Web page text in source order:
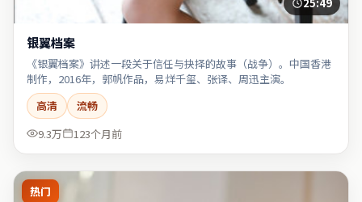
银翼档案
《银翼档案》讲述一段关于信任与抉择的故事（战争）。中国香港
制作，2016年，郭帆作品，易烊千玺、张译、周迅主演。
高清
流畅
9.3万
123个月前
热门